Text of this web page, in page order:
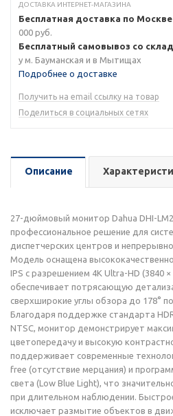
ДОСТАВКА ИНТЕРНЕТ-МАГАЗИНА
Бесплатная доставка по Москве
000 руб.
Бесплатный самовывоз со
у м. Бауманская и в Мытищах
Подробнее о доставке
Получить на email ссылку на товар
Поделиться в социальных сетях
Описание
27-дюймовый монитор Dahua DHI-
профессиональное решение для
диспетчерских центров и
Модель оснащена
IPS с разрешением 4K Ultra-HD (3840 ×
обеспечивает потрясающую
сверхширокие углы обзора до 178°
Благодаря поддержке стандарта
NTSC, монитор демонстрирует
цветопередачу и высокую
поддерживает современные
free (отсутствие мерцания) и
света (Low Blue Light), что
при длительном наблюдении.
исключает размытие объектов в